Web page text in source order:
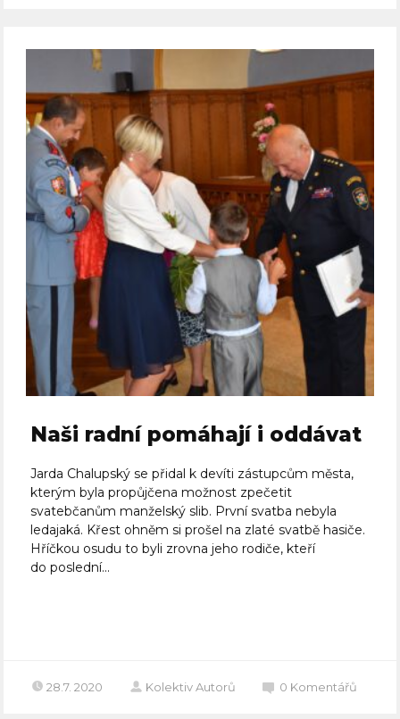
Naši radní pomáhají i oddávat
Jarda Chalupský se přidal k devíti zástupcům města,
kterým byla propůjčena možnost zpečetit
svatebčanům manželský slib. První svatba nebyla
ledajaká. Křest ohněm si prošel na zlaté svatbě hasiče.
Hříčkou osudu to byli zrovna jeho rodiče, kteří
do poslední...
28.7. 2020 Kolektiv Autorů 0 Komentářů